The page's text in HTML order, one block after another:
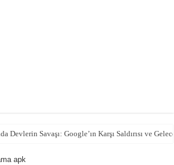
Devlerin Savaşı: Google’ın Karşı Saldırısı ve
apk